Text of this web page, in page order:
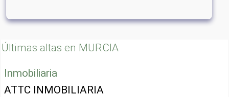
Últimas altas en MURCIA
Inmobiliaria
ATTC INMOBILIARIA